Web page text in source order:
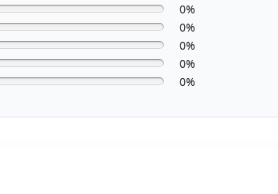
0%
0%
0%
0%
0%